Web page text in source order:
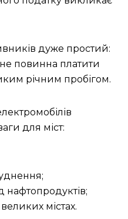
дуже простий:
повинна платити
річним пробігом.
для міст:
нафтопродуктів;
містах.